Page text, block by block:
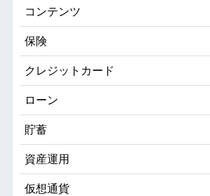
コンテンツ
保険
クレジットカード
ローン
貯蓄
資産運用
仮想通貨